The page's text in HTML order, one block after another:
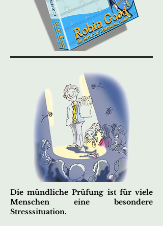
Die mündliche Prüfung ist für viele
Menschen eine besondere
Stresssituation.